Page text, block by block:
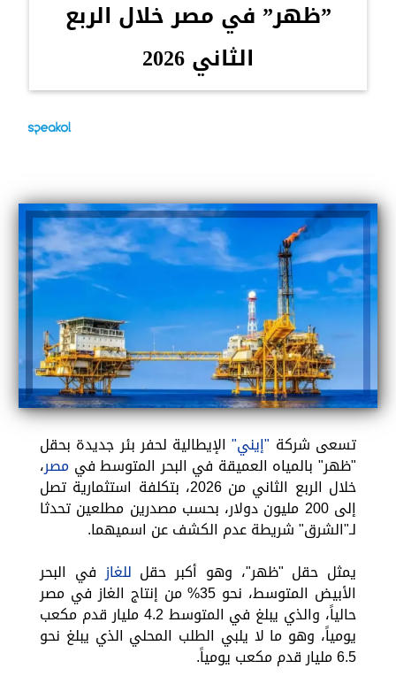
”ظهر” في مصر خلال الربع
الثاني 2026
تسعى شركة "إيني"الإيطالية لحفر بئر جديدة بحقل
"ظهر" بالمياه العميقة في البحر المتوسط في مصر،
خلال الربع الثاني من 2026، بتكلفة استثمارية تصل
إلى 200 مليون دولار، بحسب مصدرين مطلعين تحدثا
لـ"الشرق" شريطة عدم الكشف عن اسميهما.
يمثل حقل "ظهر"، وهو أكبر حقل للغازفي البحر
الأبيض المتوسط، نحو 35% من إنتاج الغاز في مصر
حالياً، والذي يبلغ في المتوسط 4.2 مليار قدم مكعب
يومياً، وهو ما لا يلبي الطلب المحلي الذي يبلغ نحو
6.5 مليار قدم مكعب يومياً.